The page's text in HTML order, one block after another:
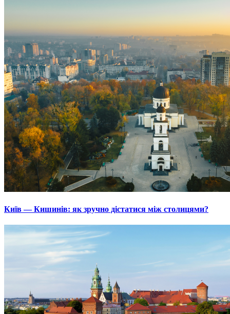
Київ — Кишинів: як зручно дістатися між столицями?